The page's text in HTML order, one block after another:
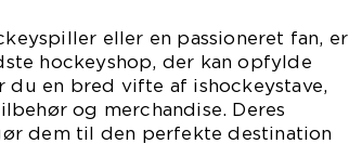
eller en passioneret fan, er
hockeyshop, der kan opfylde
du en bred vifte af ishockeystave,
og merchandise. Deres
dem til den perfekte destination